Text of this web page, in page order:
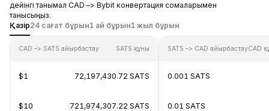
дейінгі танымал CAD –> Bybit конвертация сомаларымен
танысыңыз.
Қазір24 сағат бұрын1 ай бұрын1 жыл бұрын
CAD –> SATS айырбастау SATS құны
$1 72,197,430.72 SATS
$10 721,974,307.22 SATS
SATS –> CAD айырбастауCAD
0.001 SATS
0.01 SATS